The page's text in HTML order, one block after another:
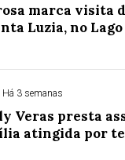
marca visita
Luzia, no
Há 3 semanas
Veras presta
atingida por